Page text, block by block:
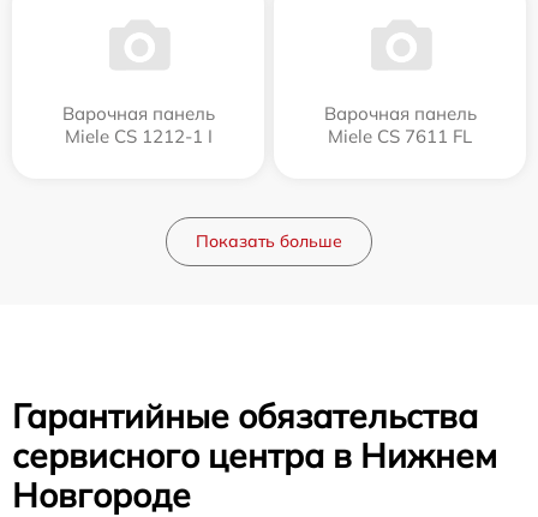
Варочная панель
Miele CS 1212-1 I
Варочная панель
Miele CS 7611 FL
Показать больше
Гарантийные обязательства
сервисного центра в Нижнем
Новгороде